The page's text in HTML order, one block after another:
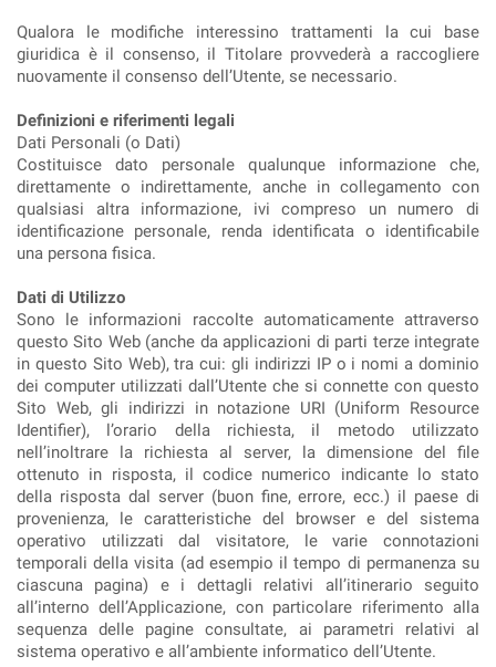
Qualora le modifiche interessino trattamenti la cui base
giuridica è il consenso, il Titolare provvederà a raccogliere
nuovamente il consenso dell’Utente, se necessario.
Definizioni e riferimenti legali
Dati Personali (o Dati)
Costituisce dato personale qualunque informazione che,
direttamente o indirettamente, anche in collegamento con
qualsiasi altra informazione, ivi compreso un numero di
identificazione personale, renda identificata o identificabile
una persona fisica.
Dati di Utilizzo
Sono le informazioni raccolte automaticamente attraverso
questo Sito Web (anche da applicazioni di parti terze integrate
in questo Sito Web), tra cui: gli indirizzi IP o i nomi a dominio
dei computer utilizzati dall’Utente che si connette con questo
Sito Web, gli indirizzi in notazione URI (Uniform Resource
Identifier), l’orario della richiesta, il metodo utilizzato
nell’inoltrare la richiesta al server, la dimensione del file
ottenuto in risposta, il codice numerico indicante lo stato
della risposta dal server (buon fine, errore, ecc.) il paese di
provenienza, le caratteristiche del browser e del sistema
operativo utilizzati dal visitatore, le varie connotazioni
temporali della visita (ad esempio il tempo di permanenza su
ciascuna pagina) e i dettagli relativi all’itinerario seguito
all’interno dell’Applicazione, con particolare riferimento alla
sequenza delle pagine consultate, ai parametri relativi al
sistema operativo e all’ambiente informatico dell’Utente.